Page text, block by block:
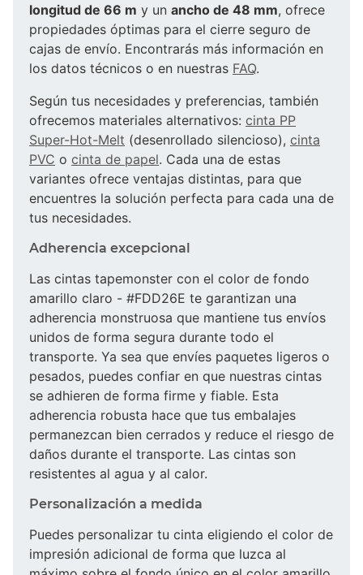
longitud de 66 m y un ancho de 48 mm, ofrece
propiedades óptimas para el cierre seguro de
cajas de envío. Encontrarás más información en
los datos técnicos o en nuestras FAQ.
Según tus necesidades y preferencias, también
ofrecemos materiales alternativos: cinta PP
Super-Hot-Melt (desenrollado silencioso), cinta
PVC o cinta de papel. Cada una de estas
variantes ofrece ventajas distintas, para que
encuentres la solución perfecta para cada una de
tus necesidades.
Adherencia excepcional
Las cintas tapemonster con el color de fondo
amarillo claro - #FDD26E te garantizan una
adherencia monstruosa que mantiene tus envíos
unidos de forma segura durante todo el
transporte. Ya sea que envíes paquetes ligeros o
pesados, puedes confiar en que nuestras cintas
se adhieren de forma firme y fiable. Esta
adherencia robusta hace que tus embalajes
permanezcan bien cerrados y reduce el riesgo de
daños durante el transporte. Las cintas son
resistentes al agua y al calor.
Personalización a medida
Puedes personalizar tu cinta eligiendo el color de
impresión adicional de forma que luzca al